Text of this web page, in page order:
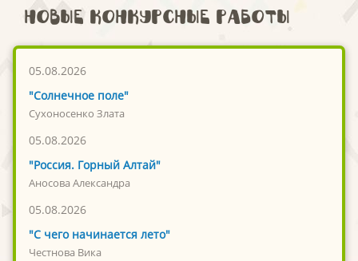
Новые конкурсные работы
05.08.2026
"Солнечное поле"
Сухоносенко Злата
05.08.2026
"Россия. Горный Алтай"
Аносова Александра
05.08.2026
"С чего начинается лето"
Честнова Вика